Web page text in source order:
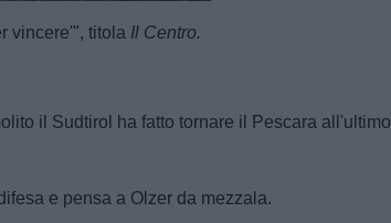
vincere'", titola Il Centro.
il Sudtirol ha fatto tornare il Pescara all'ultimo
e pensa a Olzer da mezzala.